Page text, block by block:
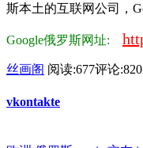
斯本土的互联网公司，
Google俄罗斯网址:
丝画阁 阅读:677评论:8
vkontakte